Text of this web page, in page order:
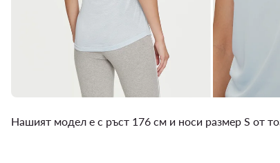
Нашият модел е с ръст 176 см и носи размер S от